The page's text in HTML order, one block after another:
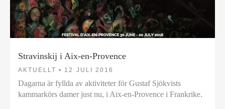
Stravinskij i Aix-en-Provence
AKTUELLT • 12 JULI 2016
Dagarna är fyllda av aktiviteter för Gustaf Sjökvists
kammarkörs damer just nu, i Aix-en-Provence i Frankrike.